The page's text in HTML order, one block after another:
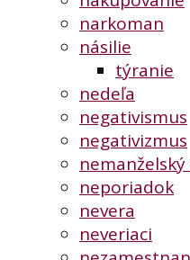
narkoman
násilie
týranie
nedeľa
negativismus
negativizmus
nemanželský
neporiadok
nevera
neveriaci